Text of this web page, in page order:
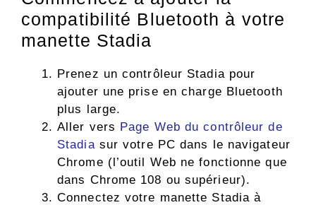
compatibilité Bluetooth à votre
manette Stadia
Prenez un contrôleur Stadia pour
ajouter une prise en charge Bluetooth
plus large.
Aller vers Page Web du contrôleur de
Stadiasur votre PC dans le navigateur
Chrome (l’outil Web ne fonctionne que
dans Chrome 108 ou supérieur).
Connectez votre manette Stadia à